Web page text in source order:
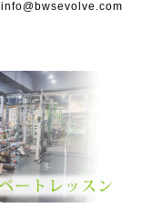
info@bwsevolve.com